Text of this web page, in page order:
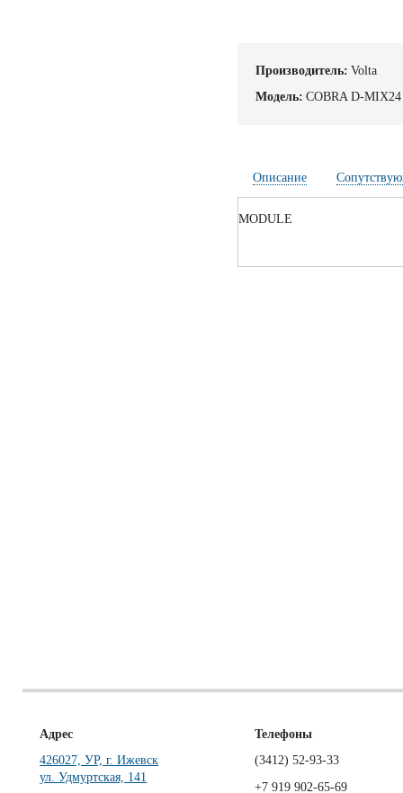
Производитель: Volta
Модель: COBRA D-
Описание
MODULE
Адрес
426027, УР, г. Ижевск
ул. Удмуртская, 141
Телефоны
(3412) 52-93-33
+7 919 902-65-69